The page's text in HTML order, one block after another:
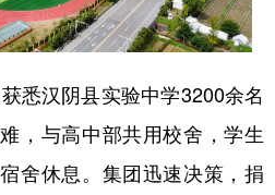
汉阴县实验中学3200余名
，与高中部共用校舍，学生
舍休息。集团迅速决策，捐